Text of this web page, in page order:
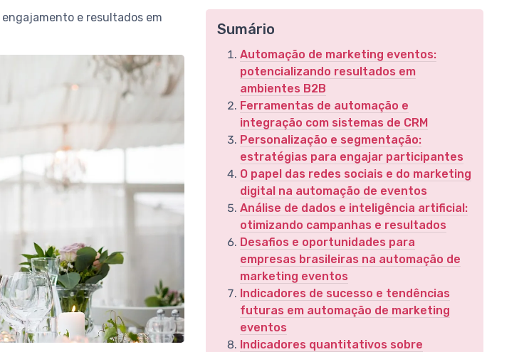
e resultados em
Sumário
Automação de marketing eventos:
potencializando resultados em
ambientes B2B
Ferramentas de automação e
integração com sistemas de CRM
Personalização e segmentação:
estratégias para engajar participantes
O papel das redes sociais e do marketing
digital na automação de eventos
Análise de dados e inteligência artificial:
otimizando campanhas e resultados
Desafios e oportunidades para
empresas brasileiras na automação de
marketing eventos
Indicadores de sucesso e tendências
futuras em automação de marketing
eventos
Indicadores quantitativos sobre